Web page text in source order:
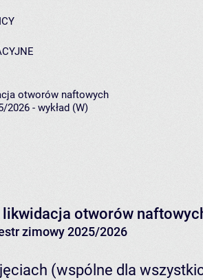
otworów naftowych
- wykład (W)
likwidacja otworów
zimowy 2025/2026
(wspólne dla